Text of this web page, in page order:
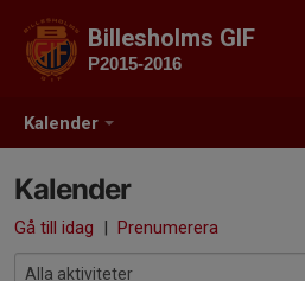
Kalender
Billesholms GIF
P2015-2016
Kalender
Gå till idag | Prenumerera